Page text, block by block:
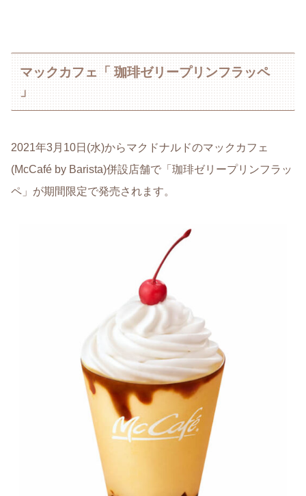
マックカフェ「 珈琲ゼリープリンフラッペ
」
2021年3月10日(水)からマクドナルドのマックカフェ
(McCafé by Barista)併設店舗で「珈琲ゼリープリンフラッ
ペ」が期間限定で発売されます。